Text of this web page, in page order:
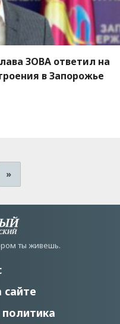
ЗОВА ответил на
в Запорожье
»
ты живешь.
сайте